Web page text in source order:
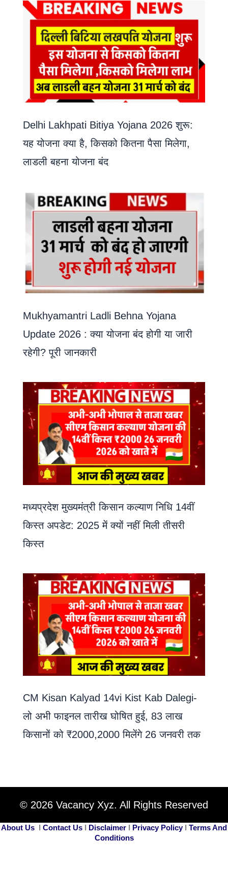
Delhi Lakhpati Bitiya Yojana 2026 शुरू:
यह योजना क्या है, किसको कितना पैसा मिलेगा,
लाडली बहना योजना बंद
Mukhyamantri Ladli Behna Yojana
Update 2026 : क्या योजना बंद होगी या जारी
रहेगी? पूरी जानकारी
मध्यप्रदेश मुख्यमंत्री किसान कल्याण निधि 14वीं
किस्त अपडेट: 2025 में क्यों नहीं मिली तीसरी
किस्त
CM Kisan Kalyad 14vi Kist Kab Dalegi-
लो अभी फाइनल तारीख घोषित हुई, 83 लाख
किसानों को ₹2000,2000 मिलेंगे 26 जनवरी तक
© 2026 Vacancy Xyz. All Rights Reserved
About Us I Contact Us I Disclaimer I Privacy PolicyI Terms And
Conditions